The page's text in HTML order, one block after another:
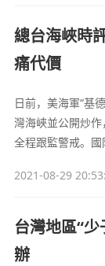
總台海峽時
痛代價
日前，美海軍“基
灣海峽並公開炒
全程跟監警戒。
大破壞者、台海安
痛代價！
2021-08-29
台灣地區“
辦